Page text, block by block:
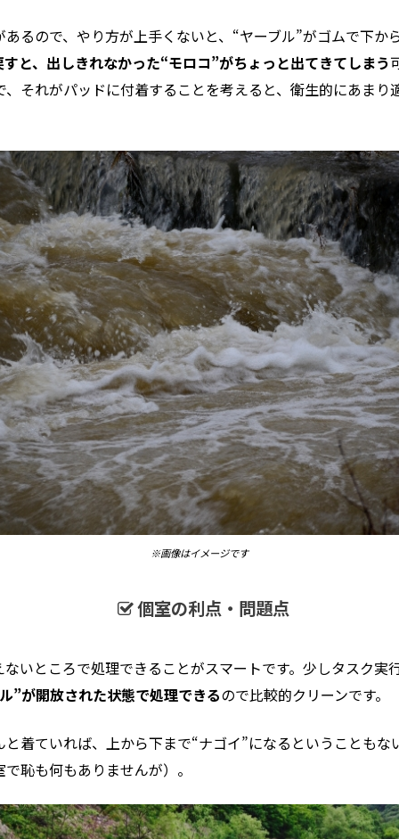
あるので、やり方が上手くないと、“ヤーブル”がゴムで下か
と、 出しきれなかった“モロコ”がちょっと出てきてしまう
それがパッドに付着することを考えると、衛生的にあまり
※画像はイメージです
個室の利点・問題点
いところで処理できることがスマートです。少しタスク実
”が開放された状態で処理できるので比較的クリーンです。
着ていれば、上から下まで“ナゴイ”になるということもな
恥も何もありませんが）。